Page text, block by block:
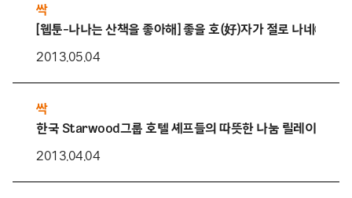
싹
[웹툰-나나는 산책을 좋아해] 좋을 호(好)자가 절로 나네①
2013.05.04
싹
한국 Starwood그룹 호텔 셰프들의 따뜻한 나눔 릴레이, 첫 번
2013.04.04